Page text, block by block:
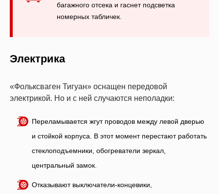
багажного отсека и гаснет подсветка
номерных табличек.
Электрика
«Фольксваген Тигуан» оснащен передовой
электрикой. Но и с ней случаются неполадки:
Переламывается жгут проводов между левой дверью
и стойкой корпуса. В этот момент перестают работать
стеклоподъемники, обогреватели зеркал,
центральный замок.
Отказывают выключатели-концевики,